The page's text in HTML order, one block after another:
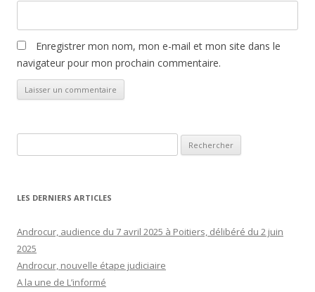
Enregistrer mon nom, mon e-mail et mon site dans le
navigateur pour mon prochain commentaire.
LES DERNIERS ARTICLES
Androcur, audience du 7 avril 2025 à Poitiers, délibéré du 2 juin
2025
Androcur, nouvelle étape judiciaire
A la une de L’informé